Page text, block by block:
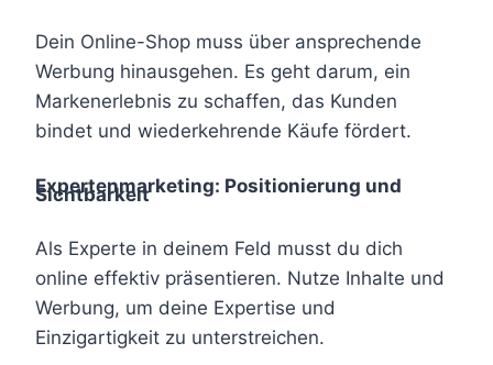
Dein Online-Shop muss über ansprechende
Werbung hinausgehen. Es geht darum, ein
Markenerlebnis zu schaffen, das Kunden
bindet und wiederkehrende Käufe fördert.
Expertenmarketing: Positionierung und
Sichtbarkeit
Als Experte in deinem Feld musst du dich
online effektiv präsentieren. Nutze Inhalte und
Werbung, um deine Expertise und
Einzigartigkeit zu unterstreichen.